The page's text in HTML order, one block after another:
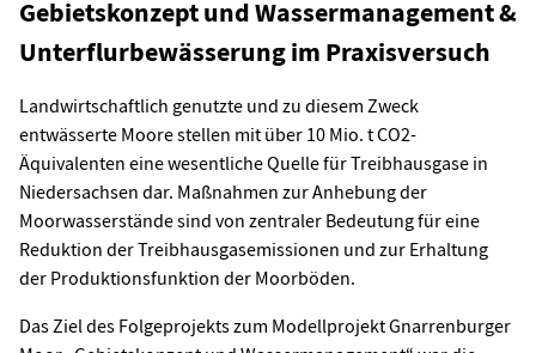
Gebietskonzept und Wassermanagement &
Unterflurbewässerung im Praxisversuch
Landwirtschaftlich genutzte und zu diesem Zweck
entwässerte Moore stellen mit über 10 Mio. t CO2-
Äquivalenten eine wesentliche Quelle für Treibhausgase in
Niedersachsen dar. Maßnahmen zur Anhebung der
Moorwasserstände sind von zentraler Bedeutung für eine
Reduktion der Treibhausgasemissionen und zur Erhaltung
der Produktionsfunktion der Moorböden.
Das Ziel des Folgeprojekts zum Modellprojekt Gnarrenburger